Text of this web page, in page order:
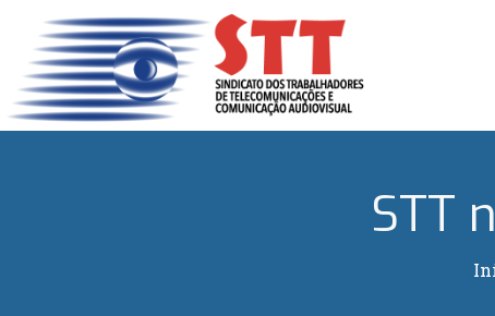
STT